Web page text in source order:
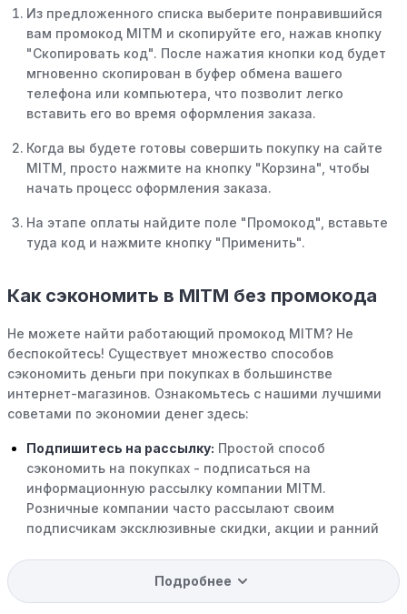
Из предложенного списка выберите понравившийся
вам промокод MITM и скопируйте его, нажав кнопку
"Скопировать код". После нажатия кнопки код будет
мгновенно скопирован в буфер обмена вашего
телефона или компьютера, что позволит легко
вставить его во время оформления заказа.
Когда вы будете готовы совершить покупку на сайте
MITM, просто нажмите на кнопку "Корзина", чтобы
начать процесс оформления заказа.
На этапе оплаты найдите поле "Промокод", вставьте
туда код и нажмите кнопку "Применить".
Как сэкономить в MITM без промокода
Не можете найти работающий промокод MITM? Не
беспокойтесь! Существует множество способов
сэкономить деньги при покупках в большинстве
интернет-магазинов. Ознакомьтесь с нашими лучшими
советами по экономии денег здесь:
Подпишитесь на рассылку: Простой способ
сэкономить на покупках - подписаться на
информационную рассылку компании MITM.
Розничные компании часто рассылают своим
подписчикам эксклюзивные скидки, акции и ранний
Программы вознаграждений: Скорее всего, в
компании MITM есть программы поощрения,
Подробнее